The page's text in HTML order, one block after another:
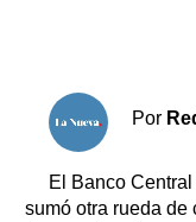
Por
El Banco
sumó otra rueda de